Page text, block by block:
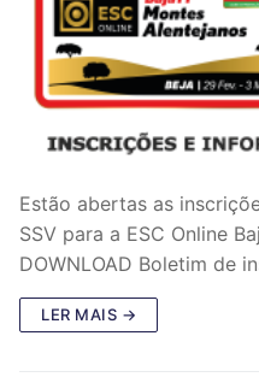
Estão abertas as
SSV para a ESC Online
DOWNLOAD Boletim de
LER MAIS →